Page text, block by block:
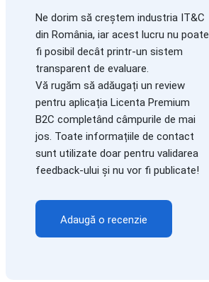
Ne dorim să creștem industria IT&C
din România, iar acest lucru nu poate
fi posibil decât printr-un sistem
transparent de evaluare.
Vă rugăm să adăugați un review
pentru aplicația Licenta Premium
B2C completând câmpurile de mai
jos. Toate informațiile de contact
sunt utilizate doar pentru validarea
feedback-ului și nu vor fi publicate!
Adaugă o recenzie